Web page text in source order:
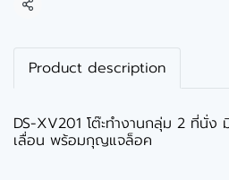
แชร์
Product description
DS-XV201 โต๊ะทำงานกลุ่ม 2 ที่นั่
เลื่อน พร้อมกุญแจล็อค